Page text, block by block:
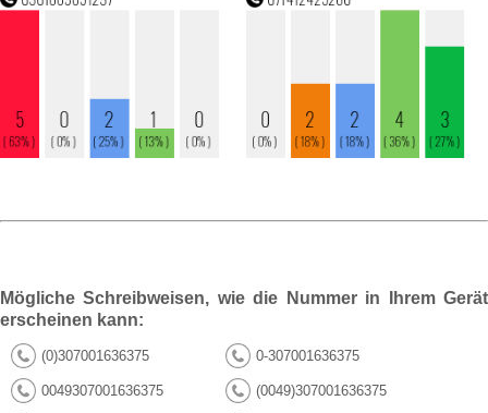
Mögliche Schreibweisen, wie die Nummer in Ihrem Gerät
erscheinen kann:
(0)307001636375 0-307001636375
0049307001636375 (0049)307001636375